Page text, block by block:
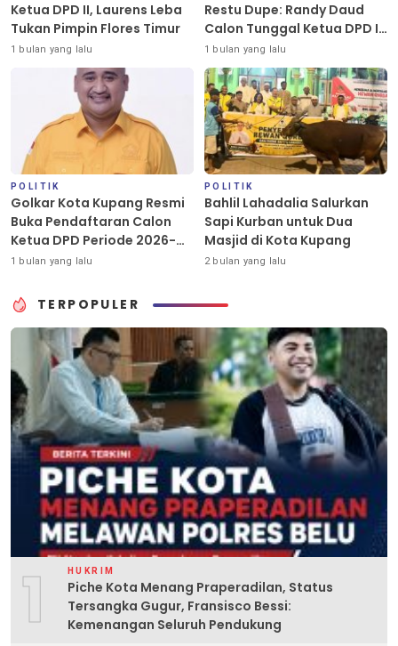
Ketua DPD II, Laurens Leba
Tukan Pimpin Flores Timur
1 bulan yang lalu
Restu Dupe: Randy Daud
Calon Tunggal Ketua DPD II
Golkar Kota Kupang
1 bulan yang lalu
POLITIK
Golkar Kota Kupang Resmi
Buka Pendaftaran Calon
Ketua DPD Periode 2026-
2031
1 bulan yang lalu
POLITIK
Bahlil Lahadalia Salurkan
Sapi Kurban untuk Dua
Masjid di Kota Kupang
2 bulan yang lalu
TERPOPULER
1 HUKRIM
Piche Kota Menang Praperadilan, Status
Tersangka Gugur, Fransisco Bessi:
Kemenangan Seluruh Pendukung